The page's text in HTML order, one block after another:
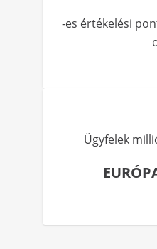
-es értékelési
Ügyfelek